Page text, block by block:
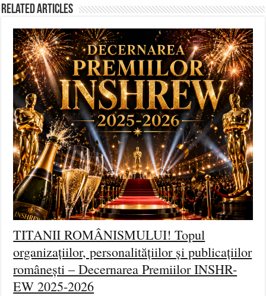
Related Articles
TITANII ROMÂNISMULUI! Topul
organizațiilor, personalitățiilor și publicațiilor
românești – Decernarea Premiilor INSHR-
EW 2025-2026